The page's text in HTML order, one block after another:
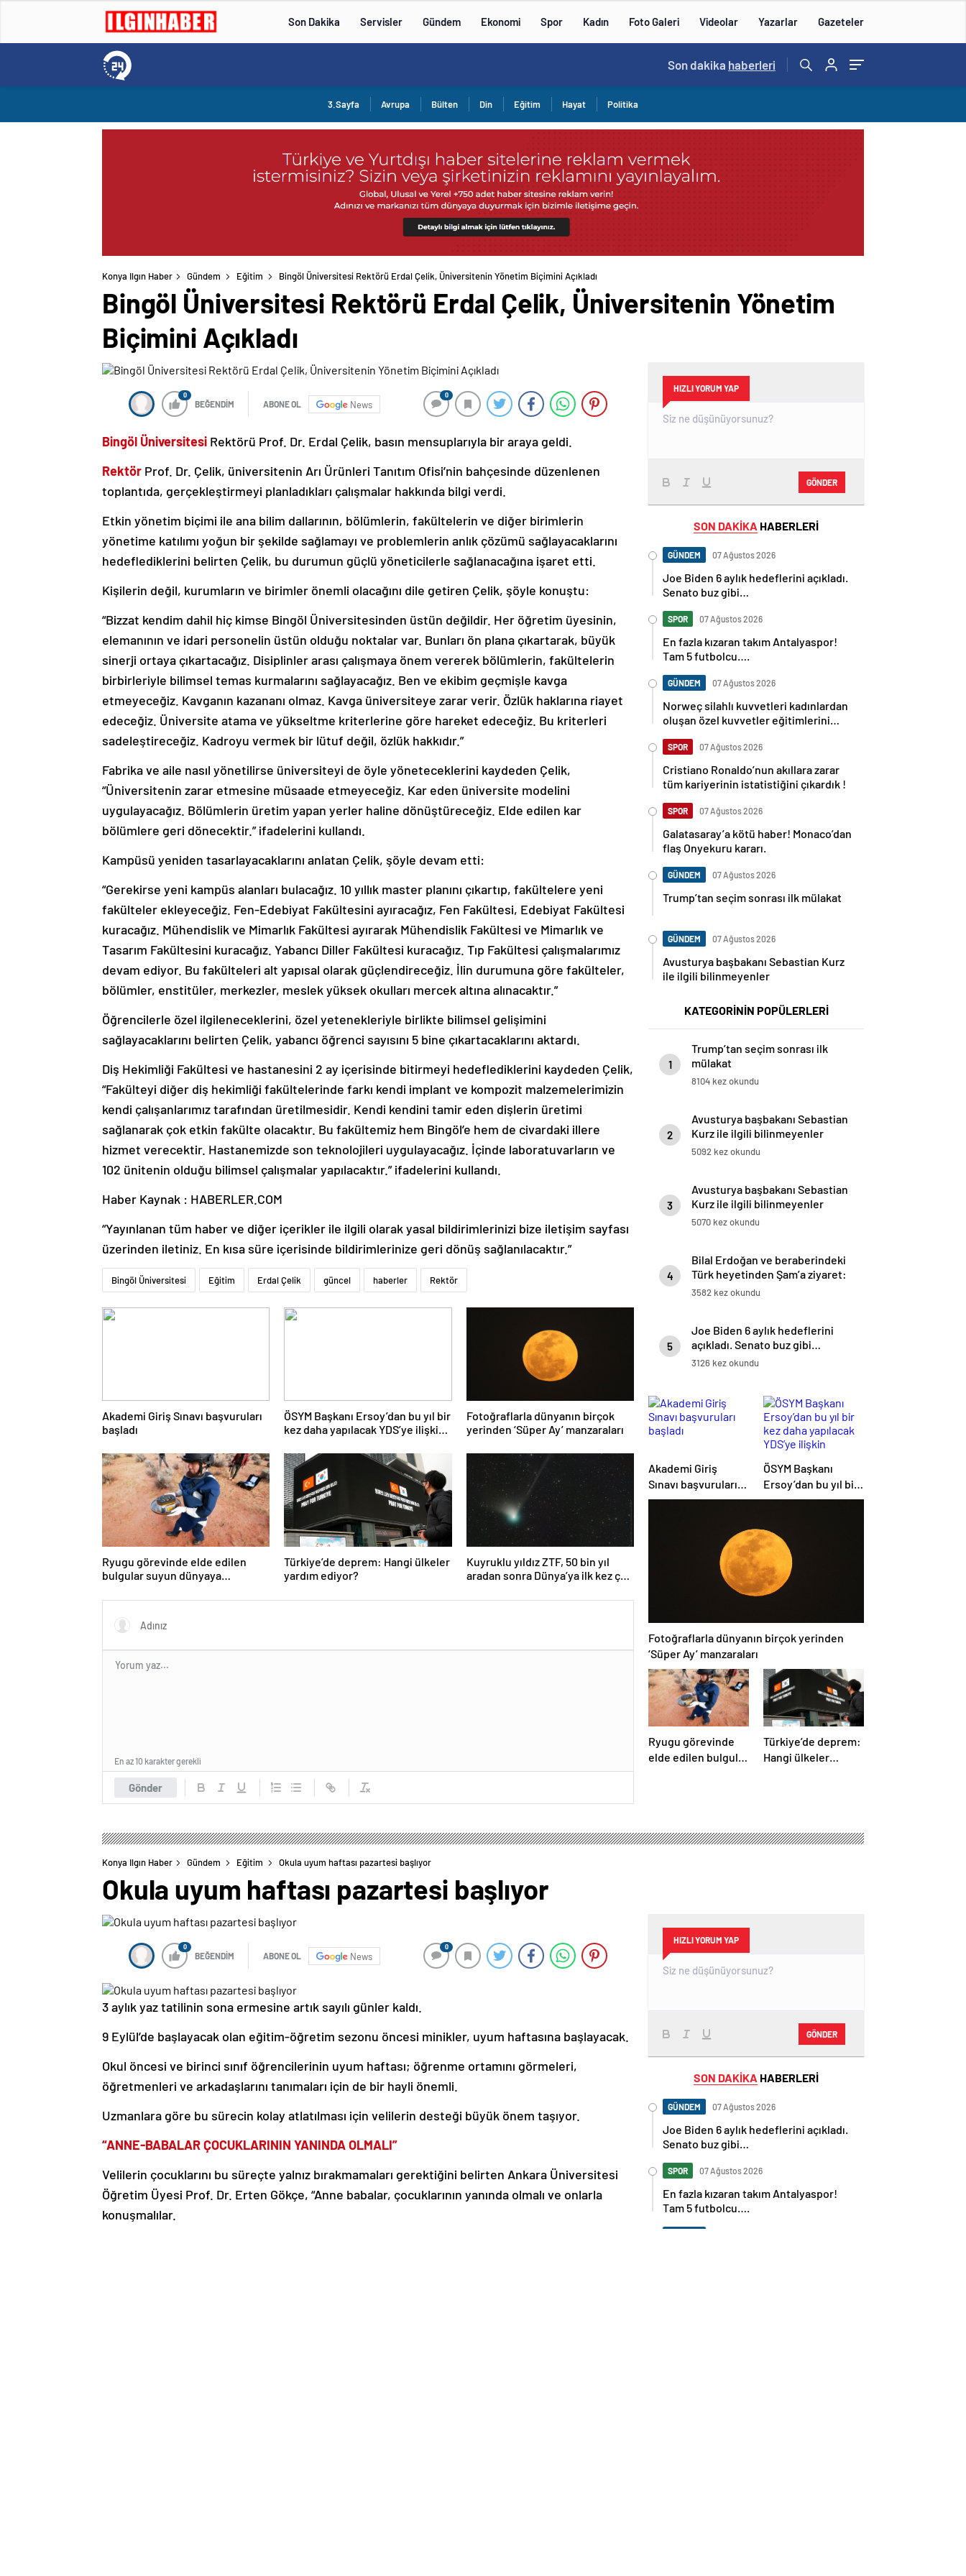
Son Dakika Servisler Gündem Ekonomi Spor Kadın Foto Galeri Videolar Yazarlar Gazeteler
Son dakika haberleri
3.Sayfa Avrupa Bülten Din Eğitim Hayat Politika
Konya Ilgın Haber Gündem Eğitim Bingöl Üniversitesi Rektörü Erdal Çelik, Üniversitenin Yönetim Biçimini Açıkladı
Bingöl Üniversitesi Rektörü Erdal Çelik, Üniversitenin Yönetim
Biçimini Açıkladı
0
BEĞENDİM ABONE OL News
0
Bingöl Üniversitesi Rektörü Prof. Dr. Erdal Çelik, basın mensuplarıyla bir araya geldi.
Rektör Prof. Dr. Çelik, üniversitenin Arı Ürünleri Tanıtım Ofisi’nin bahçesinde düzenlenen
toplantıda, gerçekleştirmeyi planladıkları çalışmalar hakkında bilgi verdi.
Etkin yönetim biçimi ile ana bilim dallarının, bölümlerin, fakültelerin ve diğer birimlerin
yönetime katılımı yoğun bir şekilde sağlamayı ve problemlerin anlık çözümü sağlayacaklarını
hedeflediklerini belirten Çelik, bu durumun güçlü yöneticilerle sağlanacağına işaret etti.
Kişilerin değil, kurumların ve birimler önemli olacağını dile getiren Çelik, şöyle konuştu:
“Bizzat kendim dahil hiç kimse Bingöl Üniversitesinden üstün değildir. Her öğretim üyesinin,
elemanının ve idari personelin üstün olduğu noktalar var. Bunları ön plana çıkartarak, büyük
sinerji ortaya çıkartacağız. Disiplinler arası çalışmaya önem vererek bölümlerin, fakültelerin
birbirleriyle bilimsel temas kurmalarını sağlayacağız. Ben ve ekibim geçmişle kavga
etmeyeceğiz. Kavganın kazananı olmaz. Kavga üniversiteye zarar verir. Özlük haklarına riayet
edeceğiz. Üniversite atama ve yükseltme kriterlerine göre hareket edeceğiz. Bu kriterleri
sadeleştireceğiz. Kadroyu vermek bir lütuf değil, özlük hakkıdır.”
Fabrika ve aile nasıl yönetilirse üniversiteyi de öyle yöneteceklerini kaydeden Çelik,
“Üniversitenin zarar etmesine müsaade etmeyeceğiz. Kar eden üniversite modelini
uygulayacağız. Bölümlerin üretim yapan yerler haline dönüştüreceğiz. Elde edilen kar
bölümlere geri dönecektir.” ifadelerini kullandı.
Kampüsü yeniden tasarlayacaklarını anlatan Çelik, şöyle devam etti:
“Gerekirse yeni kampüs alanları bulacağız. 10 yıllık master planını çıkartıp, fakültelere yeni
fakülteler ekleyeceğiz. Fen-Edebiyat Fakültesini ayıracağız, Fen Fakültesi, Edebiyat Fakültesi
kuracağız. Mühendislik ve Mimarlık Fakültesi ayırarak Mühendislik Fakültesi ve Mimarlık ve
Tasarım Fakültesini kuracağız. Yabancı Diller Fakültesi kuracağız. Tıp Fakültesi çalışmalarımız
devam ediyor. Bu fakülteleri alt yapısal olarak güçlendireceğiz. İlin durumuna göre fakülteler,
bölümler, enstitüler, merkezler, meslek yüksek okulları mercek altına alınacaktır.”
Öğrencilerle özel ilgileneceklerini, özel yetenekleriyle birlikte bilimsel gelişimini
sağlayacaklarını belirten Çelik, yabancı öğrenci sayısını 5 bine çıkartacaklarını aktardı.
Diş Hekimliği Fakültesi ve hastanesini 2 ay içerisinde bitirmeyi hedeflediklerini kaydeden Çelik,
“Fakülteyi diğer diş hekimliği fakültelerinde farkı kendi implant ve kompozit malzemelerimizin
kendi çalışanlarımız tarafından üretilmesidir. Kendi kendini tamir eden dişlerin üretimi
sağlanarak çok etkin fakülte olacaktır. Bu fakültemiz hem Bingöl’e hem de civardaki illere
hizmet verecektir. Hastanemizde son teknolojileri uygulayacağız. İçinde laboratuvarların ve
102 ünitenin olduğu bilimsel çalışmalar yapılacaktır.” ifadelerini kullandı.
Haber Kaynak : HABERLER.COM
“Yayınlanan tüm haber ve diğer içerikler ile ilgili olarak yasal bildirimlerinizi bize iletişim sayfası
üzerinden iletiniz. En kısa süre içerisinde bildirimlerinize geri dönüş sağlanılacaktır.”
Bingöl Üniversitesi Eğitim Erdal Çelik güncel haberler Rektör
Akademi Giriş Sınavı başvuruları
başladı
ÖSYM Başkanı Ersoy’dan bu yıl bir
kez daha yapılacak YDS’ye ilişkin
Fotoğraflarla dünyanın birçok
yerinden ‘Süper Ay’ manzaraları
Ryugu görevinde elde edilen
bulgular suyun dünyaya
olabileceğini gösteriyor
Türkiye’de deprem: Hangi ülkeler
yardım ediyor?
Kuyruklu yıldız ZTF, 50 bin yıl
aradan sonra Dünya’ya ilk kez çok
Gönder
En az 10 karakter gerekli
HIZLI YORUM YAP
GÖNDER
SON DAKİKA HABERLERİ
GÜNDEM 07 Ağustos 2026
Joe Biden 6 aylık hedeflerini açıkladı.
Senato buz gibi…
SPOR 07 Ağustos 2026
En fazla kızaran takım Antalyaspor!
Tam 5 futbolcu….
GÜNDEM 07 Ağustos 2026
Norweç silahlı kuvvetleri kadınlardan
oluşan özel kuvvetler eğitimlerini
SPOR 07 Ağustos 2026
Cristiano Ronaldo’nun akıllara zarar
tüm kariyerinin istatistiğini çıkardık !
SPOR 07 Ağustos 2026
Galatasaray’a kötü haber! Monaco’dan
flaş Onyekuru kararı.
GÜNDEM 07 Ağustos 2026
Trump’tan seçim sonrası ilk mülakat
GÜNDEM 07 Ağustos 2026
Avusturya başbakanı Sebastian Kurz
ile ilgili bilinmeyenler
KATEGORİNİN POPÜLERLERİ
1
Trump’tan seçim sonrası ilk
mülakat
8104 kez okundu
2
Avusturya başbakanı Sebastian
Kurz ile ilgili bilinmeyenler
5092 kez okundu
3
Avusturya başbakanı Sebastian
Kurz ile ilgili bilinmeyenler
5070 kez okundu
4
Bilal Erdoğan ve beraberindeki
Türk heyetinden Şam’a ziyaret:
Emevi Camii’nde namaz kıldılar
3582 kez okundu
5
Joe Biden 6 aylık hedeflerini
açıkladı. Senato buz gibi…
3126 kez okundu
Akademi Giriş
Sınavı başvuruları
başladı
ÖSYM Başkanı
Ersoy’dan bu yıl bir
kez daha yapılacak
açıklama
Fotoğraflarla dünyanın birçok yerinden
‘Süper Ay’ manzaraları
Ryugu görevinde
elde edilen bulgular
gösteriyor
Türkiye’de deprem:
Hangi ülkeler
Konya Ilgın Haber Gündem Eğitim Okula uyum haftası pazartesi başlıyor
Okula uyum haftası pazartesi başlıyor
0
BEĞENDİM ABONE OL News
0
3 aylık yaz tatilinin sona ermesine artık sayılı günler kaldı.
9 Eylül’de başlayacak olan eğitim-öğretim sezonu öncesi minikler, uyum haftasına başlayacak.
Okul öncesi ve birinci sınıf öğrencilerinin uyum haftası; öğrenme ortamını görmeleri,
öğretmenleri ve arkadaşlarını tanımaları için de bir hayli önemli.
Uzmanlara göre bu sürecin kolay atlatılması için velilerin desteği büyük önem taşıyor.
“ANNE-BABALAR ÇOCUKLARININ YANINDA OLMALI”
Velilerin çocuklarını bu süreçte yalnız bırakmamaları gerektiğini belirten Ankara Üniversitesi
Öğretim Üyesi Prof. Dr. Erten Gökçe, “Anne babalar, çocuklarının yanında olmalı ve onlarla
konuşmalılar.
HIZLI YORUM YAP
GÖNDER
SON DAKİKA HABERLERİ
GÜNDEM 07 Ağustos 2026
Joe Biden 6 aylık hedeflerini açıkladı.
Senato buz gibi…
SPOR 07 Ağustos 2026
En fazla kızaran takım Antalyaspor!
Tam 5 futbolcu….